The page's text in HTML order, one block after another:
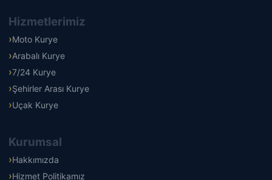
Hizmetlerimiz
Moto Kurye
Arabalı Kurye
7/24 Kurye
Şehirler Arası Kurye
Uçak Kurye
Kurumsal
Hakkımızda
Hizmet Politikamız